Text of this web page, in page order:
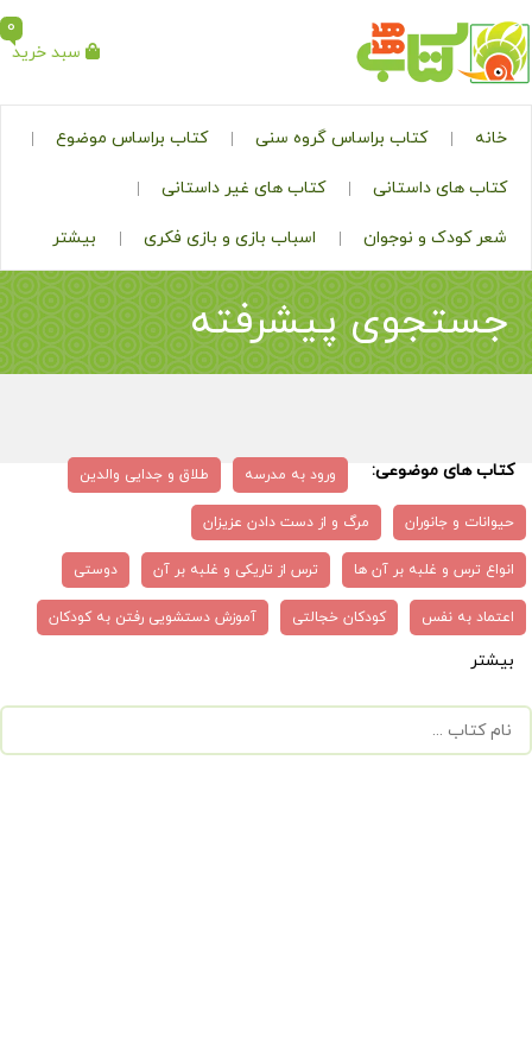
سبد خرید
0
خانه کتاب براساس گروه سنی کتاب براساس موضوع
کتاب های داستانی کتاب های غیر داستانی
شعر کودک و نوجوان اسباب بازی و بازی فکری بیشتر
جستجوی پیشرفته
کتاب های موضوعی: ورود به مدرسه طلاق و جدایی والدین
حیوانات و جانوران مرگ و از دست دادن عزیزان
انواع ترس و غلبه بر آن ها ترس از تاریکی و غلبه بر آن دوستی
اعتماد به نفس کودکان خجالتی آموزش دستشویی رفتن به کودکان
بیشتر